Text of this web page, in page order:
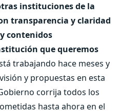
instituciones de la
transparencia y claridad
contenidos
que queremos
trabajando hace meses y
y propuestas en esta
corrija todos los
hasta ahora en el